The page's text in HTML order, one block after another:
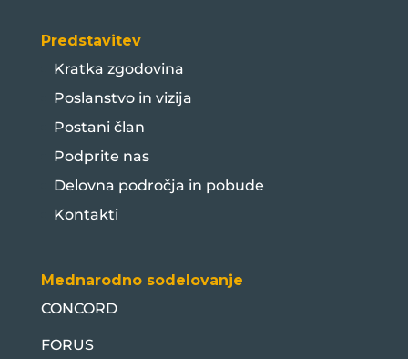
Predstavitev
Kratka zgodovina
Poslanstvo in vizija
Postani član
Podprite nas
Delovna področja in pobude
Kontakti
Mednarodno sodelovanje
CONCORD
FORUS